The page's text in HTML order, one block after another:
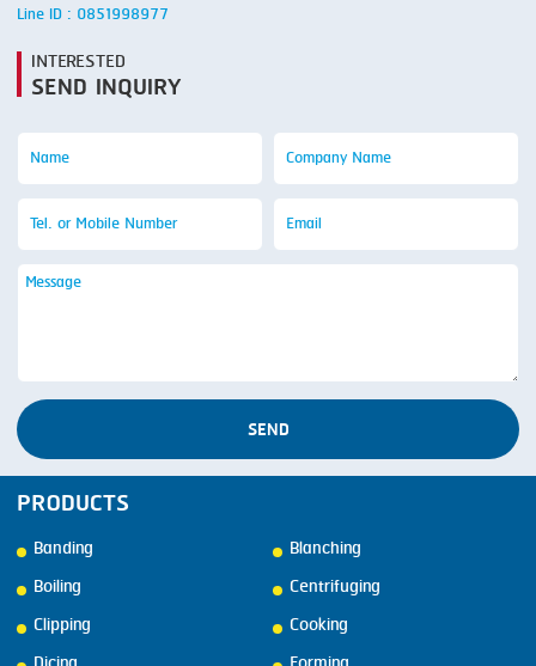
Line ID : 0851998977
INTERESTED
SEND INQUIRY
SEND
PRODUCTS
Banding
Blanching
Boiling
Centrifuging
Clipping
Cooking